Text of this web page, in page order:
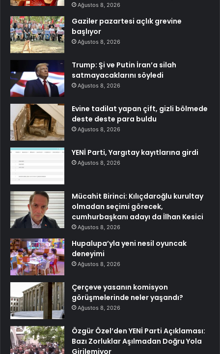
Ağustos 8, 2026
Gaziler pazartesi açlık grevine
başlıyor
Ağustos 8, 2026
Trump: Şi ve Putin İran’a silah
satmayacaklarını söyledi
Ağustos 8, 2026
Evine tadilat yapan çift, gizli bölmede
deste deste para buldu
Ağustos 8, 2026
YENİ Parti, Yargıtay kayıtlarına girdi
Ağustos 8, 2026
Mücahit Birinci: Kılıçdaroğlu kurultay
olmadan seçimi görecek,
cumhurbaşkanı adayı da İlhan Kesici
Ağustos 8, 2026
Hupalupa’yla yeni nesil oyuncak
deneyimi
Ağustos 8, 2026
Çerçeve yasanın komisyon
görüşmelerinde neler yaşandı?
Ağustos 8, 2026
Özgür Özel’den YENİ Parti Açıklaması:
Bazı Zorluklar Aşılmadan Doğru Yola
Girilemiyor